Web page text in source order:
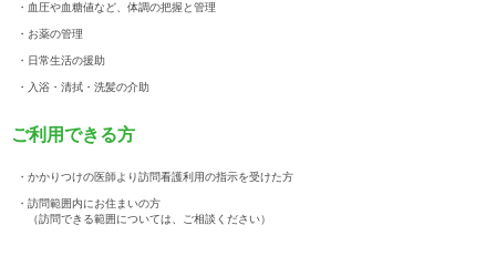
・血圧や血糖値など、体調の把握と管理
・お薬の管理
・日常生活の援助
・入浴・清拭・洗髪の介助
ご利用できる方
・かかりつけの医師より訪問看護利用の指示を受けた方
・訪問範囲内にお住まいの方
（訪問できる範囲については、ご相談ください）